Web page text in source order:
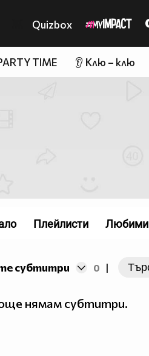
Quizbox
TIME 👂 Клю – клю
субтитри 0 |
нямам субтитри.
Плейлисти Любими